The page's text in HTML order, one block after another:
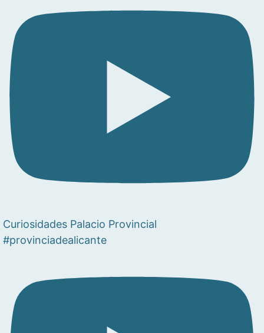
Curiosidades Palacio Provincial
#provinciadealicante